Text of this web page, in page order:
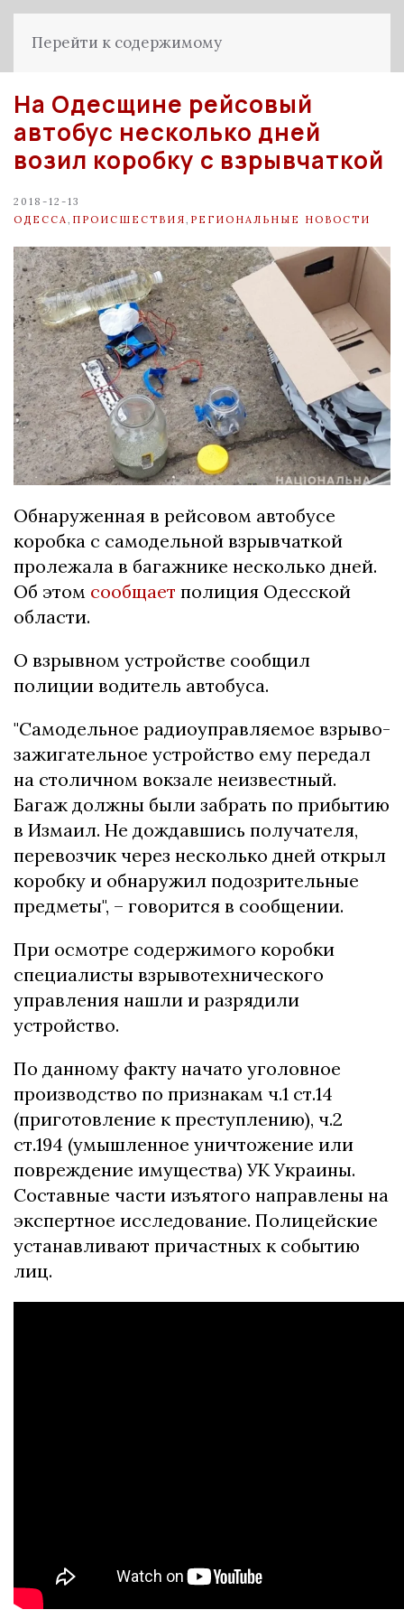
Перейти к содержимому
На Одесщине рейсовый
автобус несколько дней
возил коробку с взрывчаткой
2018-12-13
ОДЕССА
ПРОИСШЕСТВИЯ РЕГИОНАЛЬНЫЕ НОВОСТИ
Обнаруженная в рейсовом автобусе
коробка с самодельной взрывчаткой
пролежала в багажнике несколько дней.
Об этом сообщает полиция Одесской
области.
О взрывном устройстве сообщил
полиции водитель автобуса.
"Самодельное радиоуправляемое взрыво-
зажигательное устройство ему передал
на столичном вокзале неизвестный.
Багаж должны были забрать по прибытию
в Измаил. Не дождавшись получателя,
перевозчик через несколько дней открыл
коробку и обнаружил подозрительные
предметы", – говорится в сообщении.
При осмотре содержимого коробки
специалисты взрывотехнического
управления нашли и разрядили
устройство.
По данному факту начато уголовное
производство по признакам ч.1 ст.14
(приготовление к преступлению), ч.2
ст.194 (умышленное уничтожение или
повреждение имущества) УК Украины.
Составные части изъятого направлены на
экспертное исследование. Полицейские
устанавливают причастных к событию
лиц.